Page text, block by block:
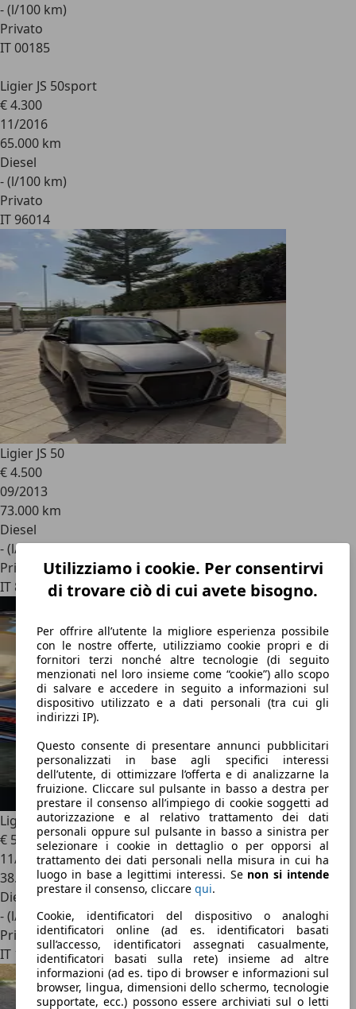
Utilizziamo i cookie. Per consentirvi
di trovare ciò di cui avete bisogno.
Per offrire all’utente la migliore esperienza possibile
con le nostre offerte, utilizziamo cookie propri e di
fornitori terzi nonché altre tecnologie (di seguito
menzionati nel loro insieme come “cookie”) allo scopo
di salvare e accedere in seguito a informazioni sul
dispositivo utilizzato e a dati personali (tra cui gli
indirizzi IP).
Questo consente di presentare annunci pubblicitari
personalizzati in base agli specifici interessi
dell’utente, di ottimizzare l’offerta e di analizzarne la
fruizione. Cliccare sul pulsante in basso a destra per
prestare il consenso all’impiego di cookie soggetti ad
autorizzazione e al relativo trattamento dei dati
personali oppure sul pulsante in basso a sinistra per
selezionare i cookie in dettaglio o per opporsi al
trattamento dei dati personali nella misura in cui ha
luogo in base a legittimi interessi. Se non si intende
prestare il consenso, cliccare qui.
Cookie, identificatori del dispositivo o analoghi
identificatori online (ad es. identificatori basati
sull’accesso, identificatori assegnati casualmente,
identificatori basati sulla rete) insieme ad altre
informazioni (ad es. tipo di browser e informazioni sul
browser, lingua, dimensioni dello schermo, tecnologie
supportate, ecc.) possono essere archiviati sul o letti
- (l/100 km)
Privato
IT 00185
Ligier JS 50sport
€ 4.300
11/2016
65.000 km
Diesel
- (l/100 km)
Privato
IT 96014
Ligier JS 50
€ 4.500
09/2013
73.000 km
Diesel
- (l/100 km)
Privato
IT 81030
Ligier JS 50js
€ 5.000
11/2016
38.000 km
Diesel
- (l/100 km)
Privato
IT 10036